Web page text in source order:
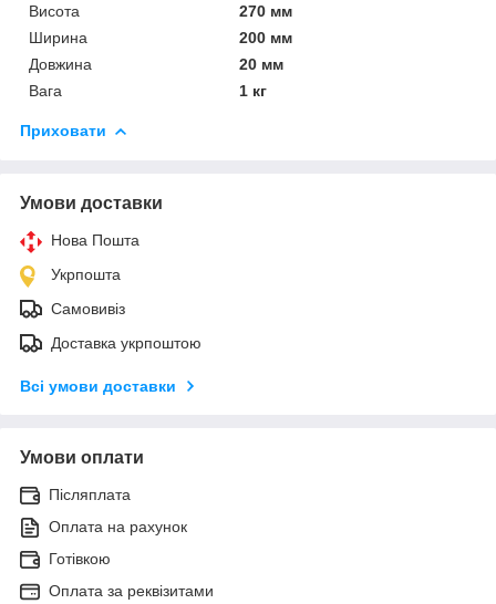
Висота
270 мм
Ширина
200 мм
Довжина
20 мм
Вага
1 кг
Приховати
Умови доставки
Нова Пошта
Укрпошта
Самовивіз
Доставка укрпоштою
Всі умови доставки
Умови оплати
Післяплата
Оплата на рахунок
Готівкою
Оплата за реквізитами